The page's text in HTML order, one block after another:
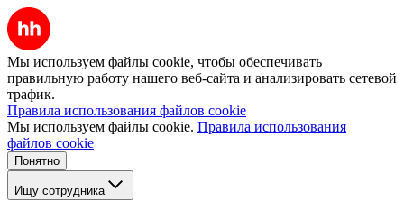
Мы используем файлы cookie, чтобы обеспечивать
правильную работу нашего веб-сайта и анализировать сетевой
трафик.
Правила использования файлов cookie
Мы используем файлы cookie. Правила использования
файлов cookie
Понятно
Ищу сотрудника